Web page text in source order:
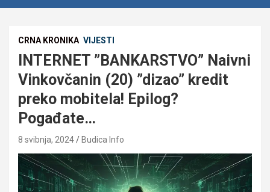
CRNA KRONIKA VIJESTI
INTERNET ”BANKARSTVO” Naivni
Vinkovčanin (20) ”dizao” kredit
preko mobitela! Epilog?
Pogađate…
8 svibnja, 2024 Budica Info